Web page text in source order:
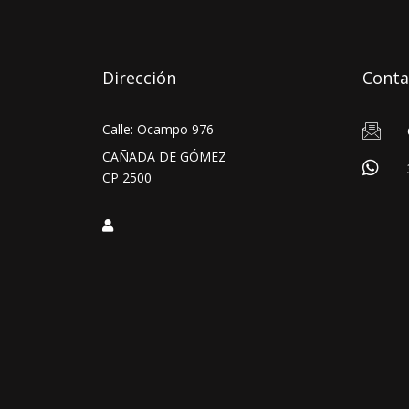
Dirección
Calle: Ocampo 976
CAÑADA DE GÓMEZ
CP 2500